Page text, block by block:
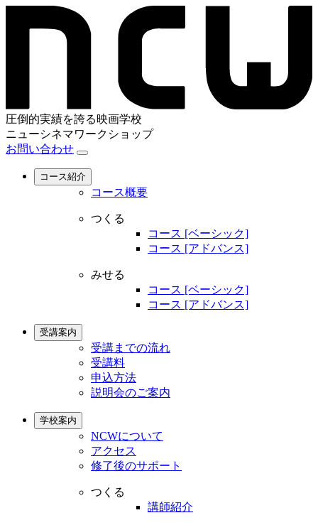
圧倒的実績を誇る映画学校
ニューシネマワークショップ
お問い合わせ
コース紹介
コース概要
つくる
コース [ベーシック]
コース [アドバンス]
みせる
コース [ベーシック]
コース [アドバンス]
受講案内
受講までの流れ
受講料
申込方法
説明会のご案内
学校案内
NCWについて
アクセス
修了後のサポート
つくる
講師紹介